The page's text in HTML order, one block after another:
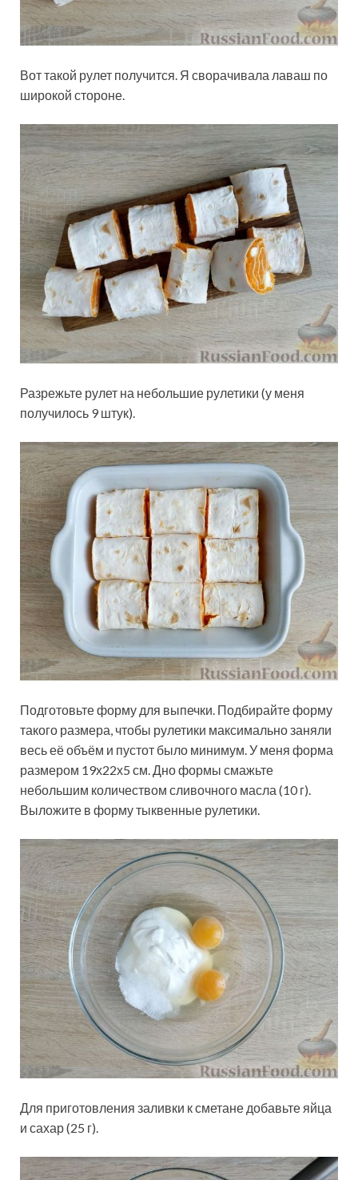
Вот такой рулет получится. Я сворачивала лаваш по
широкой стороне.
Разрежьте рулет на небольшие рулетики (у меня
получилось 9 штук).
Подготовьте форму для выпечки. Подбирайте форму
такого размера, чтобы рулетики максимально заняли
весь её объём и пустот было минимум. У меня форма
размером 19х22х5 см. Дно формы смажьте
небольшим количеством сливочного масла (10 г).
Выложите в форму тыквенные рулетики.
Для приготовления заливки к сметане добавьте яйца
и сахар (25 г).